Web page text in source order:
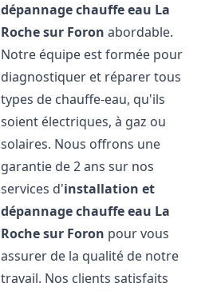
dépannage chauffe eau La
Roche sur Foron abordable.
Notre équipe est formée pour
diagnostiquer et réparer tous
types de chauffe-eau, qu'ils
soient électriques, à gaz ou
solaires. Nous offrons une
garantie de 2 ans sur nos
services d'installation et
dépannage chauffe eau La
Roche sur Foron pour vous
assurer de la qualité de notre
travail. Nos clients satisfaits